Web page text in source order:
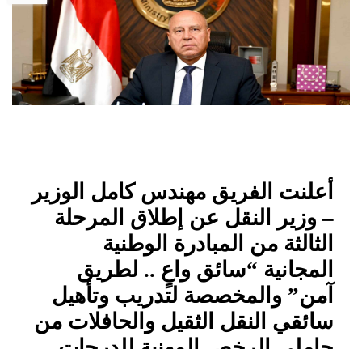
أعلنت الفريق مهندس كامل الوزير
– وزير النقل عن إطلاق المرحلة
الثالثة من المبادرة الوطنية
المجانية “سائق واعٍ .. لطريق
آمن” والمخصصة لتدريب وتأهيل
سائقي النقل الثقيل والحافلات من